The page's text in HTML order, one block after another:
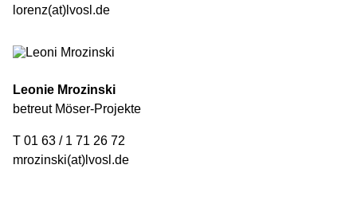
lorenz(at)lvosl.de
Leonie Mrozinski
betreut Möser-Projekte
T 01 63 / 1 71 26 72
mrozinski(at)lvosl.de